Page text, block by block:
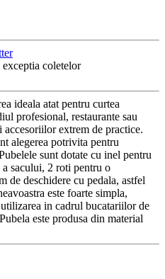
coletelor
ideala atat pentru curtea
profesional, restaurante sau
extrem de practice.
alegerea potrivita pentru
sunt dotate cu inel pentru
sacului, 2 roti pentru o
de deschidere cu pedala, astfel
este foarte simpla,
in cadrul bucatariilor de
este produsa din material